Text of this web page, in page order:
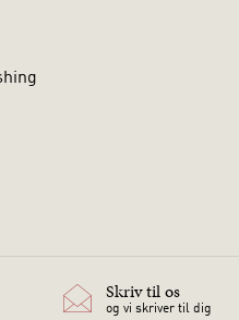
Skriv til os
og vi skriver til dig